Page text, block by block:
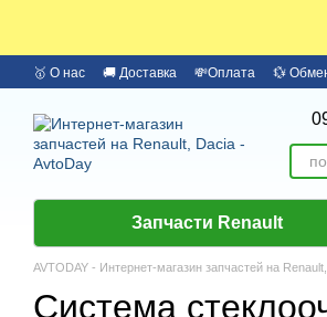
🥇 О нас 🚚 Доставка 💸Оплата 💱
Запчасти Renault
AVTODAY - Интернет-магазин запчастей на
Система